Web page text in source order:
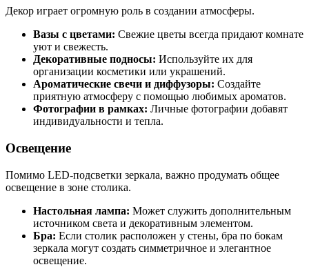
Декор играет огромную роль в создании атмосферы.
Вазы с цветами: Свежие цветы всегда придают комнате
уют и свежесть.
Декоративные подносы: Используйте их для
организации косметики или украшений.
Ароматические свечи и диффузоры: Создайте
приятную атмосферу с помощью любимых ароматов.
Фотографии в рамках: Личные фотографии добавят
индивидуальности и тепла.
Освещение
Помимо LED-подсветки зеркала, важно продумать общее
освещение в зоне столика.
Настольная лампа: Может служить дополнительным
источником света и декоративным элементом.
Бра: Если столик расположен у стены, бра по бокам
зеркала могут создать симметричное и элегантное
освещение.